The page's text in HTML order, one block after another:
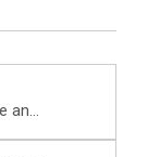
Mes vœux pour cette nouvelle année 2021